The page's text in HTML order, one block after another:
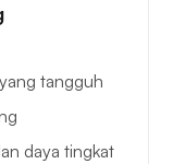
tangguh
daya tingkat